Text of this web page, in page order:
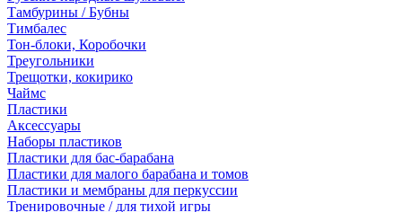
Тамбурины / Бубны
Тимбалес
Тон-блоки, Коробочки
Треугольники
Трещотки, кокирико
Чаймс
Пластики
Аксессуары
Наборы пластиков
Пластики для бас-барабана
Пластики для малого барабана и томов
Пластики и мембраны для перкуссии
Тренировочные / для тихой игры